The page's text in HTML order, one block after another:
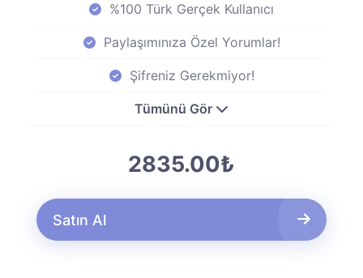
%100 Türk Gerçek Kullanıcı
Paylaşımınıza Özel Yorumlar!
Şifreniz Gerekmiyor!
Tümünü Gör
2835.00₺
Satın Al